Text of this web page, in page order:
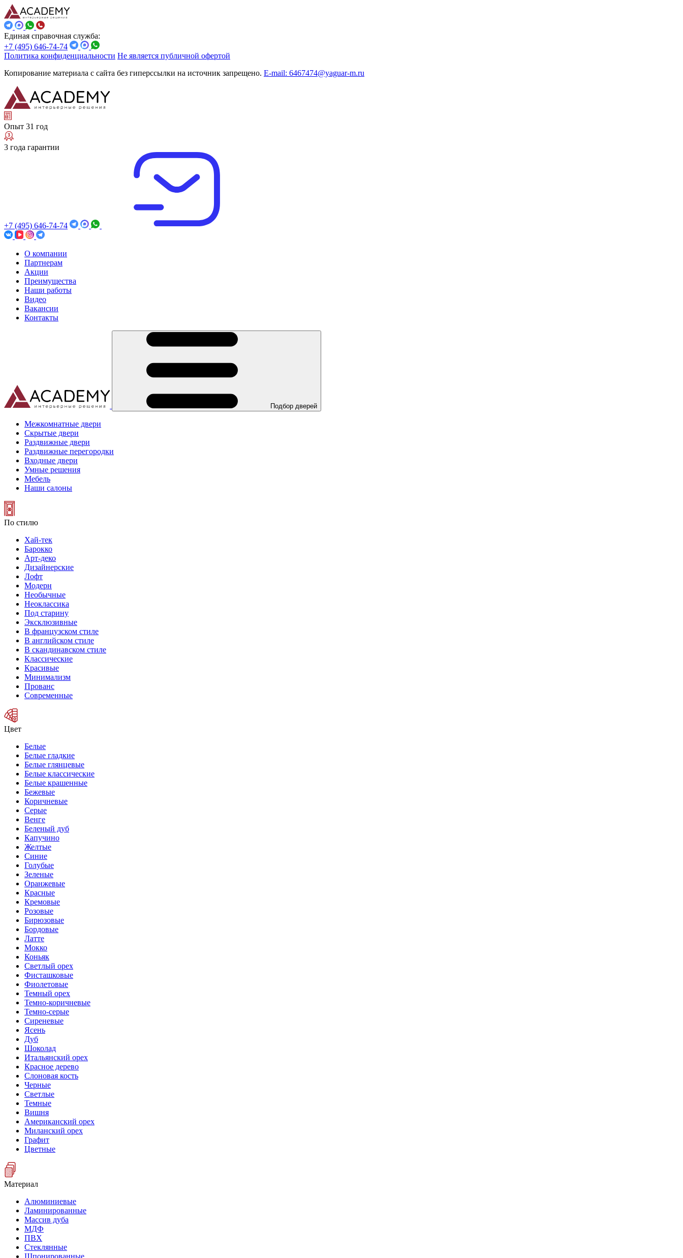
Единая справочная служба:
+7 (495) 646-74-74
Политика конфиденциальности Не является публичной офертой
Копирование материала с сайта без гиперссылки на источник запрещено. E-mail: 6467474@yaguar-m.ru
Опыт 31 год
3 года гарантии
+7 (495) 646-74-74
О компании
Партнерам
Акции
Преимущества
Наши работы
Видео
Вакансии
Контакты
Подбор дверей
Межкомнатные двери
Скрытые двери
Раздвижные двери
Раздвижные перегородки
Входные двери
Умные решения
Мебель
Наши салоны
По стилю
Хай-тек
Барокко
Арт-деко
Дизайнерские
Лофт
Модерн
Необычные
Неоклассика
Под старину
Эксклюзивные
В французском стиле
В английском стиле
В скандинавском стиле
Классические
Красивые
Минимализм
Прованс
Современные
Цвет
Белые
Белые гладкие
Белые глянцевые
Белые классические
Белые крашенные
Бежевые
Коричневые
Серые
Венге
Беленый дуб
Капучино
Желтые
Синие
Голубые
Зеленые
Оранжевые
Красные
Кремовые
Розовые
Бирюзовые
Бордовые
Латте
Мокко
Коньяк
Светлый орех
Фисташковые
Фиолетовые
Темный орех
Темно-коричневые
Темно-серые
Сиреневые
Ясень
Дуб
Шоколад
Итальянский орех
Красное дерево
Слоновая кость
Черные
Светлые
Темные
Вишня
Американский орех
Миланский орех
Графит
Цветные
Материал
Алюминиевые
Ламинированные
Массив дуба
МДФ
ПВХ
Стеклянные
Шпонированные